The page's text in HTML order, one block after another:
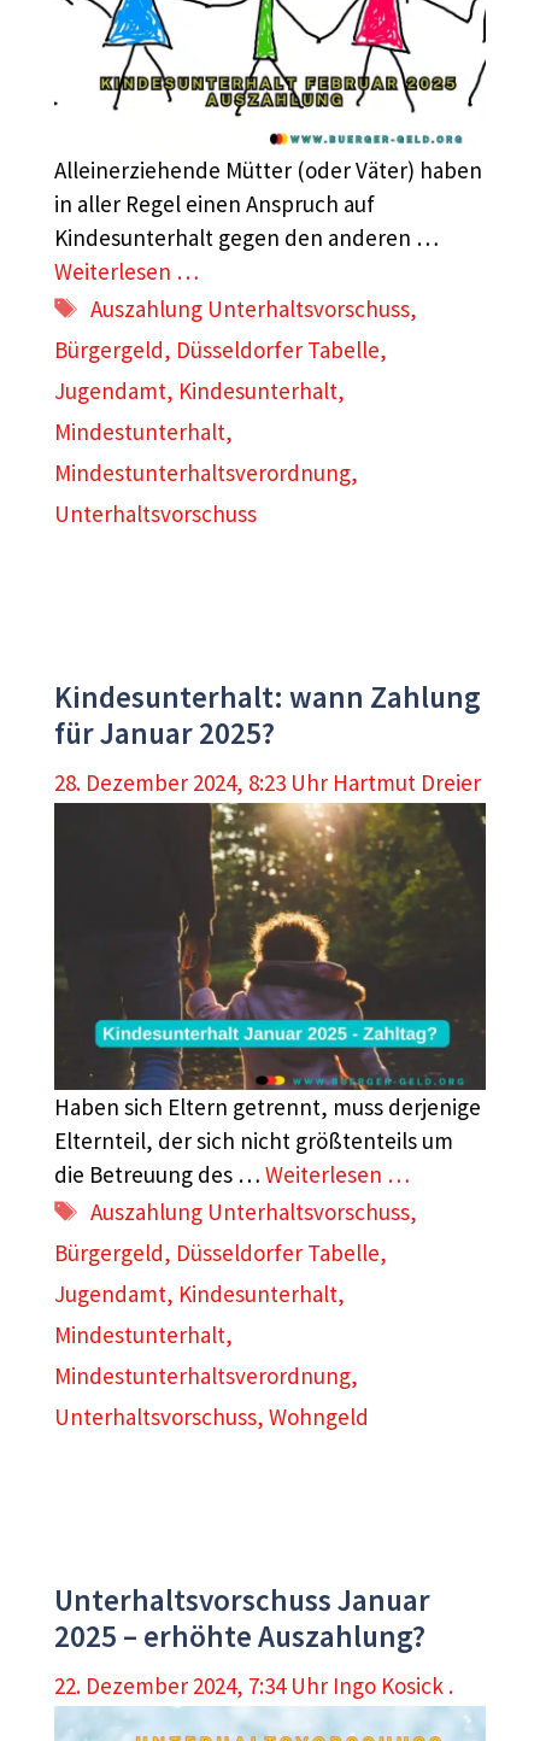
Alleinerziehende Mütter (oder Väter) haben
in aller Regel einen Anspruch auf
Kindesunterhalt gegen den anderen …
Weiterlesen …
Schlagwörter
Auszahlung Unterhaltsvorschuss,
Bürgergeld, Düsseldorfer Tabelle,
Jugendamt, Kindesunterhalt,
Mindestunterhalt,
Mindestunterhaltsverordnung,
Unterhaltsvorschuss
Kindesunterhalt: wann Zahlung
für Januar 2025?
28. Dezember 2024, 8:23 Uhr Hartmut Dreier
Haben sich Eltern getrennt, muss derjenige
Elternteil, der sich nicht größtenteils um
die Betreuung des … Weiterlesen …
Schlagwörter
Auszahlung Unterhaltsvorschuss,
Bürgergeld, Düsseldorfer Tabelle,
Jugendamt, Kindesunterhalt,
Mindestunterhalt,
Mindestunterhaltsverordnung,
Unterhaltsvorschuss, Wohngeld
Unterhaltsvorschuss Januar
2025 – erhöhte Auszahlung?
22. Dezember 2024, 7:34 Uhr Ingo Kosick .